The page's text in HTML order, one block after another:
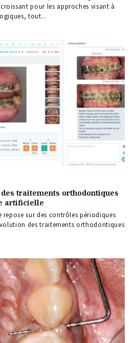
pour les approches visant à
tout...
traitements orthodontiques
artificielle
sur des contrôles périodiques
des traitements orthodontiques